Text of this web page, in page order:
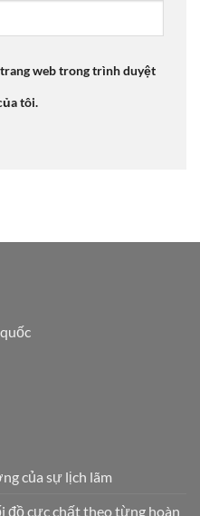
web trong trình duyệt
tôi.
của sự lịch lãm
đồ cực chất theo từng hoàn